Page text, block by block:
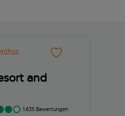
and
1.635 Bewertungen